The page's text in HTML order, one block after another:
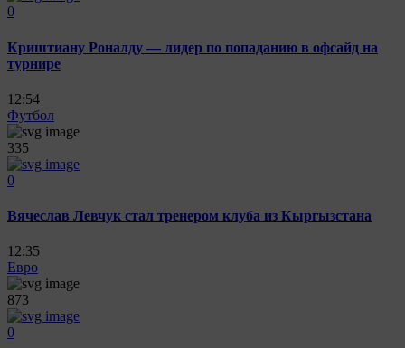
0
Криштиану Роналду — лидер по попаданию в офсайд на
турнире
12:54
Футбол
335
0
Вячеслав Левчук стал тренером клуба из Кыргызстана
12:35
Евро
873
0